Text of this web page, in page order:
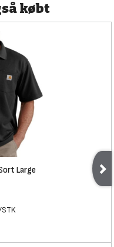
købt
Large
STK